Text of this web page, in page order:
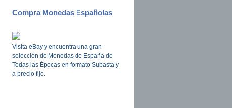
Compra Monedas Españolas
Visita eBay y encuentra una gran
selección de Monedas de España de
Todas las Épocas en formato Subasta y
a precio fijo.